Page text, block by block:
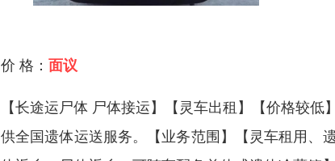
价 格： 面议
【长途运尸体 尸体接运】【灵车出租】【价格较
供全国遗体运送服务。【业务范围】【灵车租用、